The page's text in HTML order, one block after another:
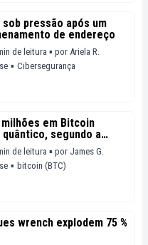
pressão após um
de endereço
de leitura ▪ por Ariela R.
▪ Cibersegurança
milhões em Bitcoin
segundo a
de leitura ▪ por James G.
▪ bitcoin (BTC)
wrench explodem 75 %